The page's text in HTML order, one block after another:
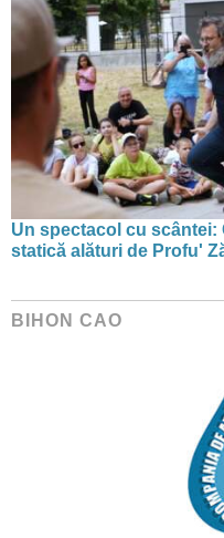
Un spectacol cu
statică alături de Profu'
BIHON CAO